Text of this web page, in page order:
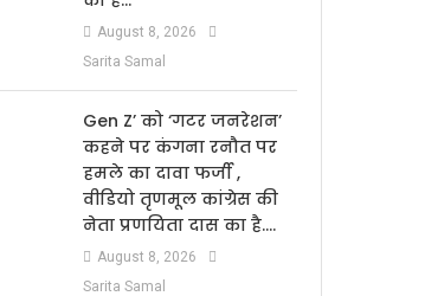
August 8, 2026
Sarita Samal
Gen Z’ को ‘गटर जनरेशन’
कहने पर कंगना रनौत पर
हमले का दावा फर्जी ,
वीडियो तृणमूल कांग्रेस की
नेता प्रणयिता दास का है….
August 8, 2026
Sarita Samal